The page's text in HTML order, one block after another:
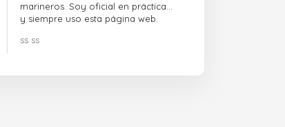
marineros. Soy oficial en prácticas
y siempre uso esta página web.
ss ss